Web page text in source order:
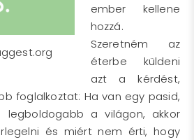
ember kellene
hozzá.
Szeretném az
éterbe küldeni
azt a kérdést,
foglalkoztat: Ha van egy pasid,
legboldogabb a világon, akkor
és miért nem érti, hogy